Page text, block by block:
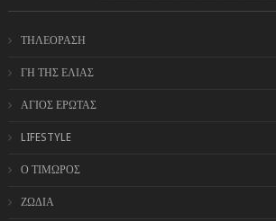
ΤΗΛΕΟΡΑΣΗ
ΓΗ ΤΗΣ ΕΛΙΑΣ
ΑΓΙΟΣ ΕΡΩΤΑΣ
LIFESTYLE
Ο ΤΙΜΩΡΟΣ
ΖΩΔΙΑ